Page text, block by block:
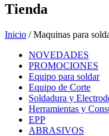
Tienda
Inicio / Maquinas para
NOVEDADES
PROMOCIONES
Equipo para soldar
Equipo de Corte
Soldadura y
Herramientas y
EPP
ABRASIVOS